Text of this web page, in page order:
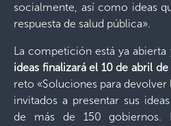
socialmente, así como ideas
respuesta de salud pública».
La competición está ya abierta
ideas finalizará el 10 de abril
reto «Soluciones para devolver
invitados a presentar sus
de más de 150 gobiernos.